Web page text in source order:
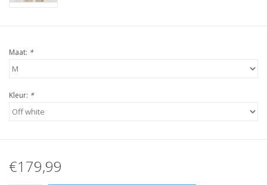
Maat: *
Kleur: *
€179,99